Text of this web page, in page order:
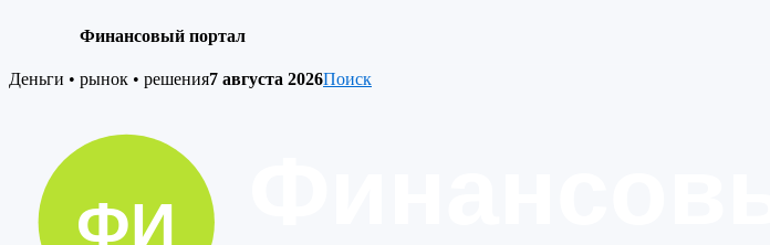
Финансовый портал
Skip
Деньги • рынок • решения7 августа 2026Поиск